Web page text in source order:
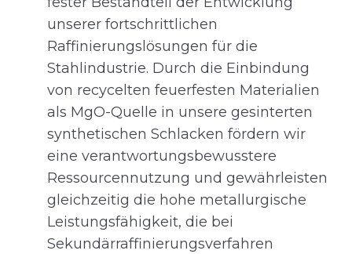
unserer fortschrittlichen
Raffinierungslösungen für die
Stahlindustrie. Durch die Einbindung
von recycelten feuerfesten Materialien
als MgO-Quelle in unsere gesinterten
synthetischen Schlacken fördern wir
eine verantwortungsbewusstere
Ressourcennutzung und gewährleisten
gleichzeitig die hohe metallurgische
Leistungsfähigkeit, die bei
Sekundärraffinierungsverfahren